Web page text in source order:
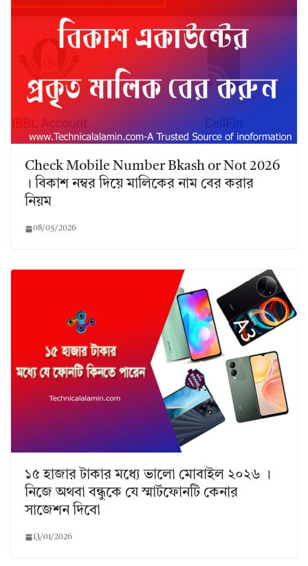
Check Mobile Number Bkash or Not 2026
। বিকাশ নম্বর দিয়ে মালিকের নাম বের করার
নিয়ম
08/05/2026
১৫ হাজার টাকার মধ্যে ভালো মোবাইল ২০২৬ ।
নিজে অথবা বন্ধুকে যে স্মার্টফোনটি কেনার
সাজেশন দিবো
13/01/2026